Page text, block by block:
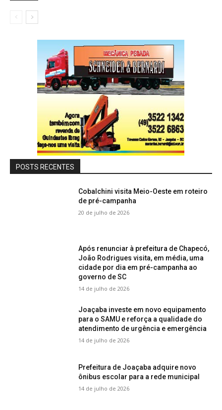
POSTS RECENTES
Cobalchini visita Meio-Oeste em roteiro
de pré-campanha
20 de julho de 2026
Após renunciar à prefeitura de Chapecó,
João Rodrigues visita, em média, uma
cidade por dia em pré-campanha ao
governo de SC
14 de julho de 2026
Joaçaba investe em novo equipamento
para o SAMU e reforça a qualidade do
atendimento de urgência e emergência
14 de julho de 2026
Prefeitura de Joaçaba adquire novo
ônibus escolar para a rede municipal
14 de julho de 2026